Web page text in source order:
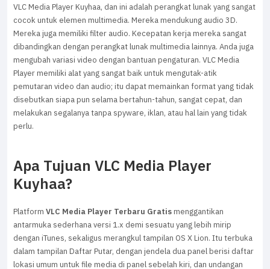
VLC Media Player Kuyhaa, dan ini adalah perangkat lunak yang sangat
cocok untuk elemen multimedia. Mereka mendukung audio 3D.
Mereka juga memiliki filter audio. Kecepatan kerja mereka sangat
dibandingkan dengan perangkat lunak multimedia lainnya. Anda juga
mengubah variasi video dengan bantuan pengaturan. VLC Media
Player memiliki alat yang sangat baik untuk mengutak-atik
pemutaran video dan audio; itu dapat memainkan format yang tidak
disebutkan siapa pun selama bertahun-tahun, sangat cepat, dan
melakukan segalanya tanpa spyware, iklan, atau hal lain yang tidak
perlu.
Apa Tujuan VLC Media Player
Kuyhaa?
Platform VLC Media Player Terbaru Gratismenggantikan
antarmuka sederhana versi 1.x demi sesuatu yang lebih mirip
dengan iTunes, sekaligus merangkul tampilan OS X Lion. Itu terbuka
dalam tampilan Daftar Putar, dengan jendela dua panel berisi daftar
lokasi umum untuk file media di panel sebelah kiri, dan undangan